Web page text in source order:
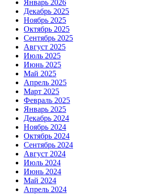
Январь 2026
Декабрь 2025
Ноябрь 2025
Октябрь 2025
Сентябрь 2025
Август 2025
Июль 2025
Июнь 2025
Май 2025
Апрель 2025
Март 2025
Февраль 2025
Январь 2025
Декабрь 2024
Ноябрь 2024
Октябрь 2024
Сентябрь 2024
Август 2024
Июль 2024
Июнь 2024
Май 2024
Апрель 2024